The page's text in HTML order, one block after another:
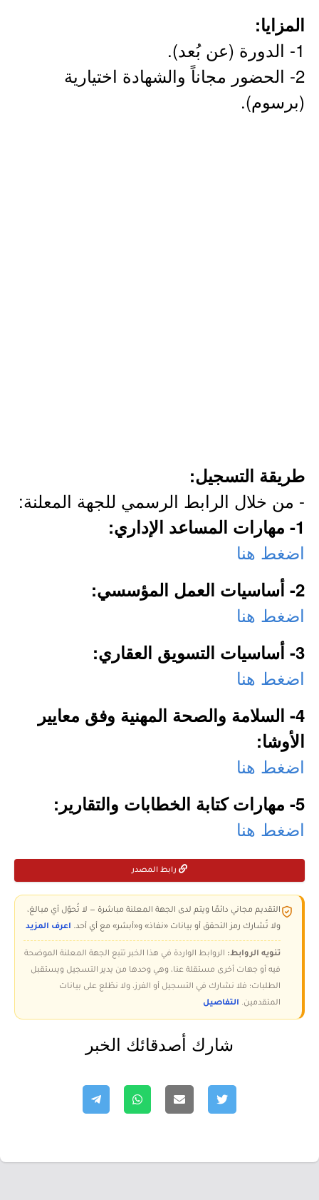
المزايا:
1- الدورة (عن بُعد).
2- الحضور مجاناً والشهادة اختيارية
(برسوم).
طريقة التسجيل:
- من خلال الرابط الرسمي للجهة المعلنة:
1- مهارات المساعد الإداري:
اضغط هنا
2- أساسيات العمل المؤسسي:
اضغط هنا
3- أساسيات التسويق العقاري:
اضغط هنا
4- السلامة والصحة المهنية وفق معايير
الأوشا:
اضغط هنا
5- مهارات كتابة الخطابات والتقارير:
اضغط هنا
رابط المصدر
التقديم مجاني دائمًا ويتم لدى الجهة المعلنة مباشرة — لا تُحوّل أي مبالغ،
ولا تُشارك رمز التحقق أو بيانات «نفاذ» و«أبشر» مع أي أحد. اعرف المزيد
تنويه الروابط: الروابط الواردة في هذا الخبر تتبع الجهة المعلنة الموضحة
فيه أو جهات أخرى مستقلة عنا، وهي وحدها من يدير التسجيل ويستقبل
الطلبات؛ فلا نشارك في التسجيل أو الفرز، ولا نطّلع على بيانات
المتقدمين. التفاصيل
شارك أصدقائك الخبر